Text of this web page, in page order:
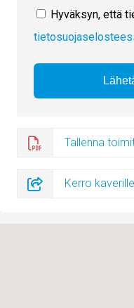
Hyväksyn, että
Tallenna
Kerro kaverille